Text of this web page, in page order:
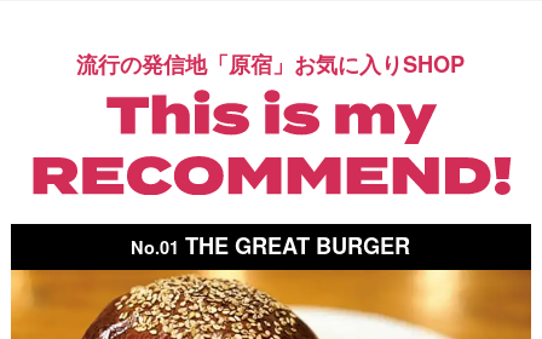
流行の発信地「原宿」お気に入りSHOP
No.01 THE GREAT BURGER